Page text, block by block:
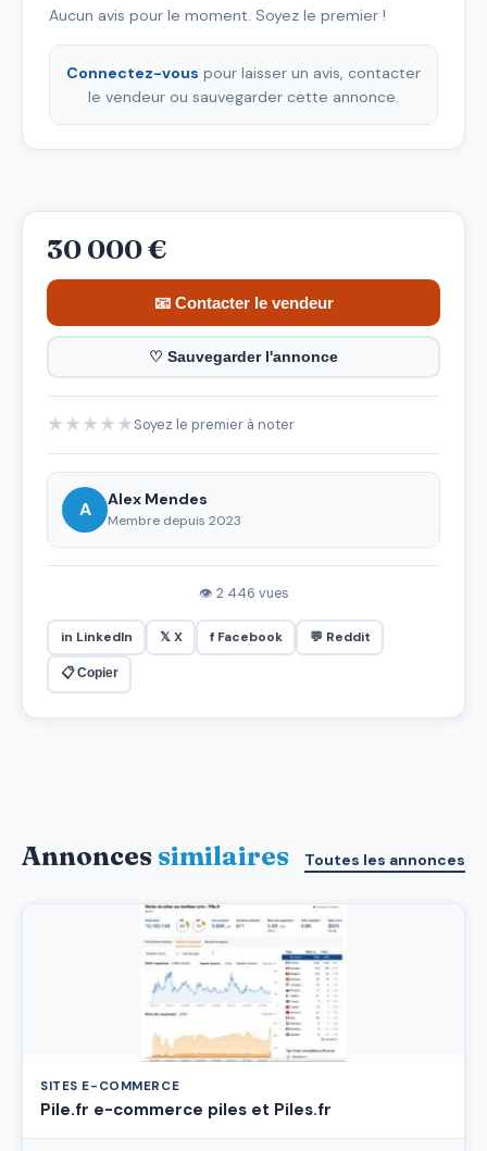
Aucun avis pour le moment. Soyez le premier !
Connectez-vous pour laisser un avis, contacter
le vendeur ou sauvegarder cette annonce.
30 000 €
📧 Contacter le vendeur
♡ Sauvegarder l'annonce
★★★★★Soyez le premier à noter
A Alex Mendes
Membre depuis 2023
👁 2 446 vues
in LinkedIn 𝕏 X f Facebook 💬 Reddit
📋 Copier
Annonces similaires Toutes les annonces
SITES E-COMMERCE
Pile.fr e-commerce piles et Piles.fr